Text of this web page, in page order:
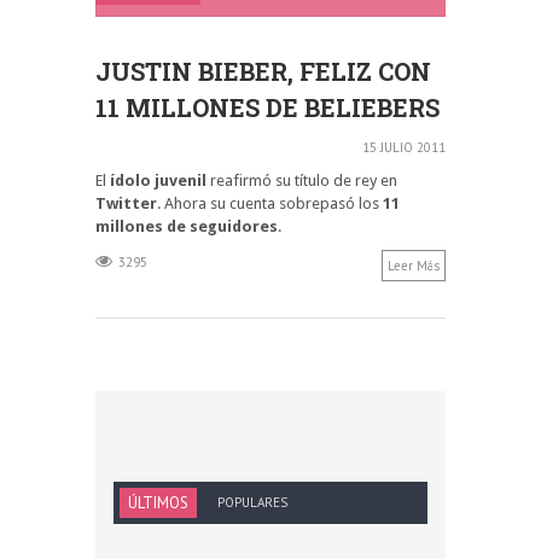
JUSTIN BIEBER, FELIZ CON
11 MILLONES DE BELIEBERS
15 JULIO 2011
El ídolo juvenil reafirmó su título de rey en
Twitter. Ahora su cuenta sobrepasó los 11
millones de seguidores.
3295 Leer Más
ÚLTIMOS POPULARES